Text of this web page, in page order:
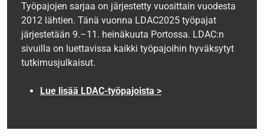
Työpajojen sarjaa on järjestetty vuosittain vuodesta
2012 lähtien. Tänä vuonna LDAC2025 työpajat
järjestetään 9.–11. heinäkuuta Portossa. LDAC:n
sivuilla on luettavissa kaikki työpajoihin hyväksytyt
tutkimusjulkaisut.
Lue lisää LDAC-työpajoista >